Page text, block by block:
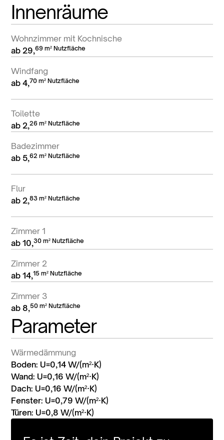
Innenräume
Wohnzimmer mit Kochnische
ab 29,69 m² Nutzfläche
Windfang
ab 4,70 m² Nutzfläche
Toilette
ab 2,26 m² Nutzfläche
Badezimmer
ab 5,62 m² Nutzfläche
Flur
ab 2,83 m² Nutzfläche
Zimmer 1
ab 10,30 m² Nutzfläche
Zimmer 2
ab 14,15 m² Nutzfläche
Zimmer 3
ab 8,50 m² Nutzfläche
Parameter
Wärmedämmung
Boden: U=0,14 W/(m²·K)
Wand: U=0,16 W/(m²·K)
Dach: U=0,16 W/(m²·K)
Fenster: U=0,79 W/(m²·K)
Türen: U=0,8 W/(m²·K)